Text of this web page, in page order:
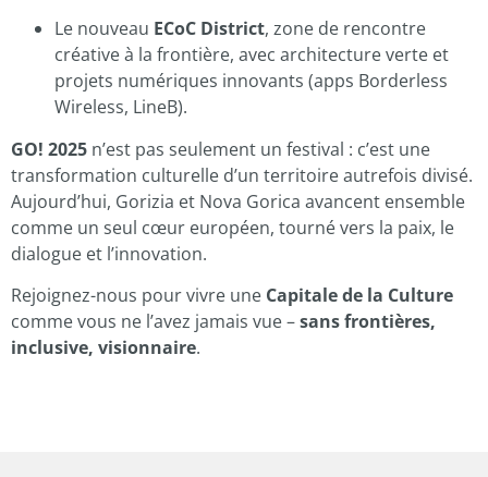
Le nouveau ECoC District, zone de rencontre
créative à la frontière, avec architecture verte et
projets numériques innovants (apps Borderless
Wireless, LineB).
GO! 2025 n’est pas seulement un festival : c’est une
transformation culturelle d’un territoire autrefois divisé.
Aujourd’hui, Gorizia et Nova Gorica avancent ensemble
comme un seul cœur européen, tourné vers la paix, le
dialogue et l’innovation.
Rejoignez-nous pour vivre une Capitale de la Culture
comme vous ne l’avez jamais vue –sans frontières,
inclusive, visionnaire.